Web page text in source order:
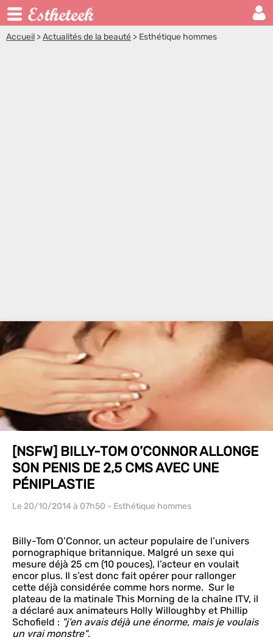
Accueil >Actualités de la beauté > Esthétique hommes
[NSFW] BILLY-TOM O’CONNOR ALLONGE
SON PENIS DE 2,5 CMS AVEC UNE
PÉNIPLASTIE
Le 20/10/2014 à 07h50 - Esthétique hommes
Billy-Tom O’Connor, un acteur populaire de l’univers
pornographique britannique. Malgré un sexe qui
mesure déjà 25 cm (10 pouces), l’acteur en voulait
encor plus. Il s’est donc fait opérer pour rallonger
cette déjà considérée comme hors norme. Sur le
plateau de la matinale This Morning de la chaîne ITV, il
a déclaré aux animateurs Holly Willoughby et Phillip
Schofield : "j’en avais déjà une énorme, mais je voulais
un vrai monstre".